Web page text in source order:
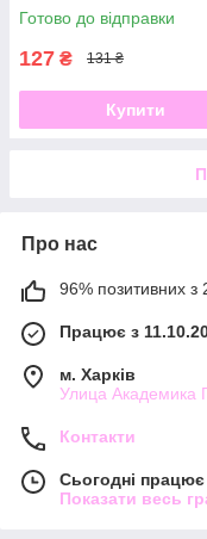
Готово до відправки
127 ₴ 131 ₴
Купити
Про нас
96% позитивних з
Працює з
м. Харків
Улица Академика
Контакти
Сьогодні
Показати весь